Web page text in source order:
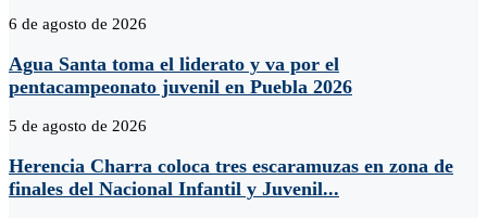
6 de agosto de 2026
Agua Santa toma el liderato y va por el
pentacampeonato juvenil en Puebla 2026
5 de agosto de 2026
Herencia Charra coloca tres escaramuzas en zona de
finales del Nacional Infantil y Juvenil...